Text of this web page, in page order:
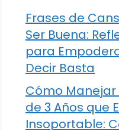
Frases de
Ser Buena:
para
Decir Basta
Cómo Manejar
de 3 Años que
Insoportable: